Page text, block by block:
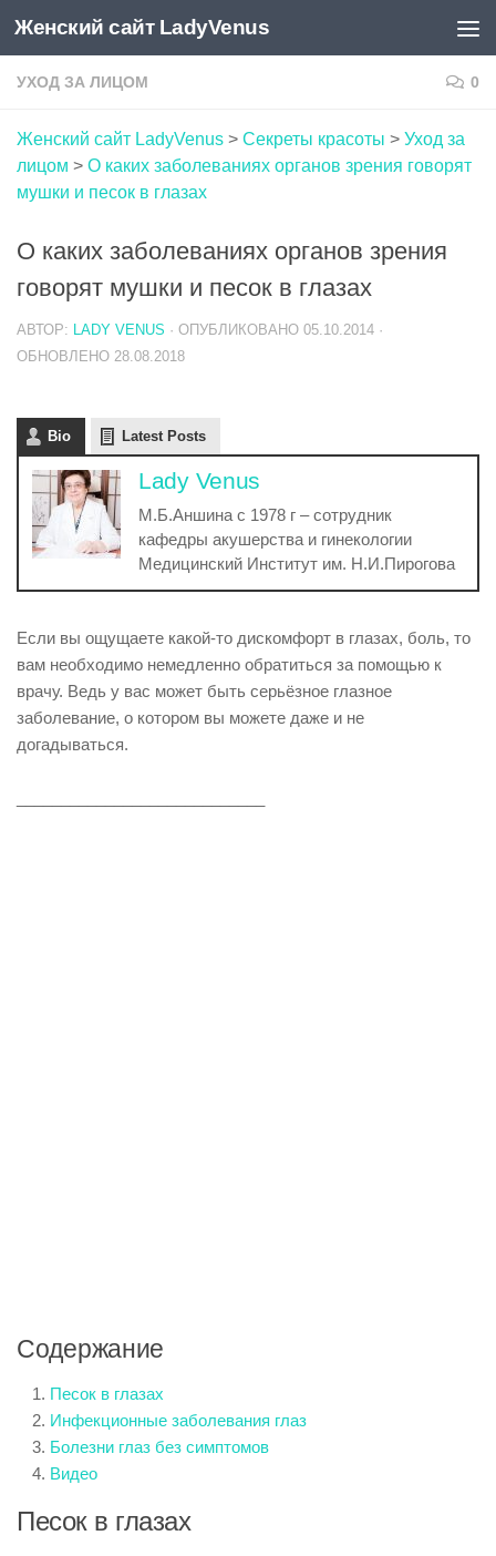
Skip to content
Женский сайт LadyVenus
УХОД ЗА ЛИЦОМ 0
Женский сайт LadyVenus > Секреты красоты > Уход за
лицом > О каких заболеваниях органов зрения говорят
мушки и песок в глазах
О каких заболеваниях органов зрения
говорят мушки и песок в глазах
АВТОР: LADY VENUS · ОПУБЛИКОВАНО 05.10.2014 ·
ОБНОВЛЕНО 28.08.2018
Bio Latest Posts
Lady Venus
М.Б.Аншина с 1978 г – сотрудник
кафедры акушерства и гинекологии
Медицинский Институт им. Н.И.Пирогова
Если вы ощущаете какой-то дискомфорт в глазах, боль, то
вам необходимо немедленно обратиться за помощью к
врачу. Ведь у вас может быть серьёзное глазное
заболевание, о котором вы можете даже и не
догадываться.
Содержание
Песок в глазах
Инфекционные заболевания глаз
Болезни глаз без симптомов
Видео
Песок в глазах